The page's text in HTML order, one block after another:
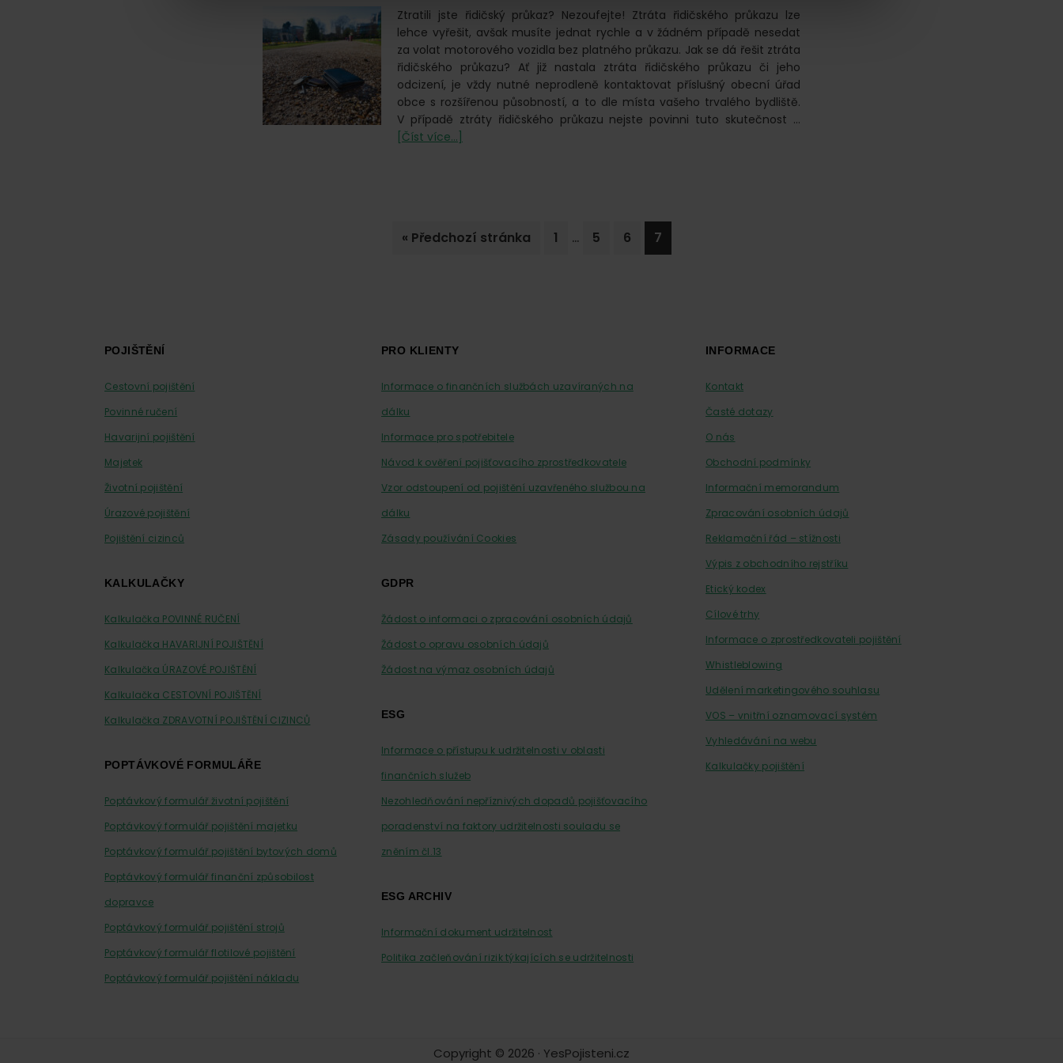
Ztratili jste řidičský průkaz? Nezoufejte! Ztráta řidičského průkazu lze
lehce vyřešit, avšak musíte jednat rychle a v žádném případě nesedat
za volat motorového vozidla bez platného průkazu. Jak se dá řešit ztráta
řidičského průkazu? Ať již nastala ztráta řidičského průkazu či jeho
odcizení, je vždy nutné neprodleně kontaktovat příslušný obecní úřad
obce s rozšířenou působností, a to dle místa vašeho trvalého bydliště.
V případě ztráty řidičského průkazu nejste povinni tuto skutečnost …
[Číst více...]
« Jdi
Předchozí stránka
Go
1
Interim
…
Go
5
Go
6
Go
to
7
POJIŠTĚNÍ
Cestovní pojištění
Povinné ručení
Havarijní pojištění
Majetek
Životní pojištění
Úrazové pojištění
Pojištění cizinců
KALKULAČKY
Kalkulačka POVINNÉ RUČENÍ
Kalkulačka HAVARIJNÍ POJIŠTĚNÍ
Kalkulačka ÚRAZOVÉ POJIŠTĚNÍ
Kalkulačka CESTOVNÍ POJIŠTĚNÍ
Kalkulačka ZDRAVOTNÍ POJIŠTĚNÍ CIZINCŮ
POPTÁVKOVÉ FORMULÁŘE
Poptávkový formulář životní pojištění
Poptávkový formulář pojištění majetku
Poptávkový formulář pojištění bytových domů
Poptávkový formulář finanční způsobilost
dopravce
Poptávkový formulář pojištění strojů
Poptávkový formulář flotilové pojištění
Poptávkový formulář pojištění nákladu
PRO KLIENTY
Informace o finančních službách uzavíraných na
dálku
Informace pro spotřebitele
Návod k ověření pojišťovacího zprostředkovatele
Vzor odstoupení od pojištění uzavřeného službou na
dálku
Zásady používání Cookies
GDPR
Žádost o informaci o zpracování osobních údajů
Žádost o opravu osobních údajů
Žádost na výmaz osobních údajů
ESG
Informace o přístupu k udržitelnosti v oblasti
finančních služeb
Nezohledňování nepříznivých dopadů pojišťovacího
poradenství na faktory udržitelnosti souladu se
zněním čl.13
ESG ARCHIV
Informační dokument udržitelnost
Politika začleňování rizik týkajících se udržitelnosti
INFORMACE
Kontakt
Časté dotazy
O nás
Obchodní podmínky
Informační memorandum
Zpracování osobních údajů
Reklamační řád – stížnosti
Výpis z obchodního rejstříku
Etický kodex
Cílové trhy
Informace o zprostředkovateli pojištění
Whistleblowing
Udělení marketingového souhlasu
VOS – vnitřní oznamovací systém
Vyhledávání na webu
Kalkulačky pojištění
Copyright © 2026 · YesPojisteni.cz